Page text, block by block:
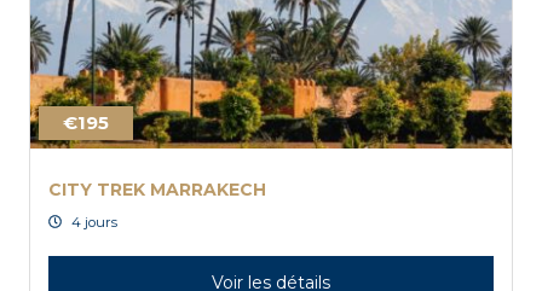
€195
CITY TREK MARRAKECH
4 jours
Voir les détails